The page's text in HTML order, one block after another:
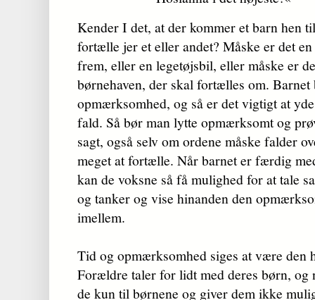
Kender I det, at der kommer et barn hen
fortælle jer et eller andet? Måske er det
frem, eller en legetøjsbil, eller måske er
børnehaven, der skal fortælles om. Barnet
opmærksomhed, og så er det vigtigt at
fald. Så bør man lytte opmærksomt og
sagt, også selv om ordene måske falder
meget at fortælle. Når barnet er færdig
kan de voksne så få mulighed for at tale
og tanker og vise hinanden den
imellem.
Tid og opmærksomhed siges at være den
Forældre taler for lidt med deres børn, og
de kun til børnene og giver dem ikke